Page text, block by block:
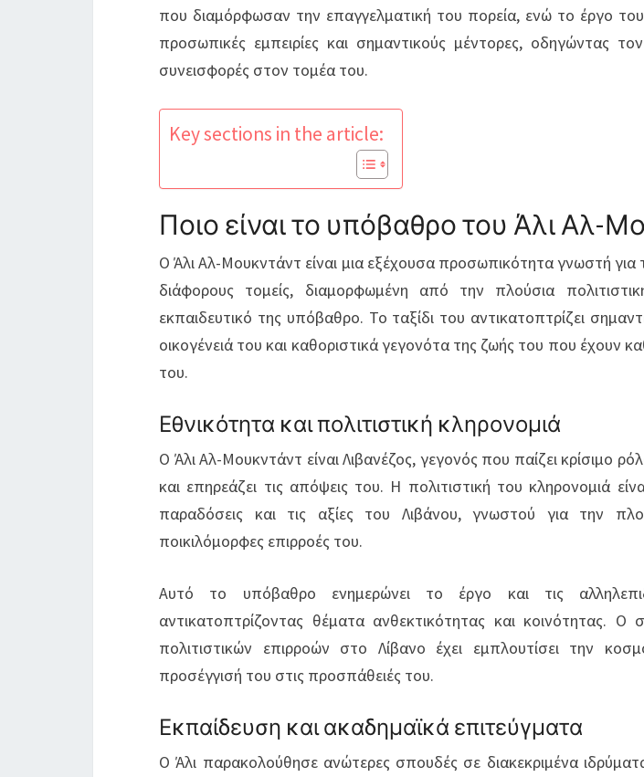
που διαμόρφωσαν την επαγγελματική του πορεία, ενώ το έργο
προσωπικές εμπειρίες και σημαντικούς μέντορες, οδηγώντας
συνεισφορές στον τομέα του.
Key sections in the article:
Ποιο είναι το υπόβαθρο του Άλι Αλ-
Ο Άλι Αλ-Μουκντάντ είναι μια εξέχουσα προσωπικότητα γνωστή για
διάφορους τομείς, διαμορφωμένη από την πλούσια
εκπαιδευτικό της υπόβαθρο. Το ταξίδι του αντικατοπτρίζει
οικογένειά του και καθοριστικά γεγονότα της ζωής του που έχουν
του.
Εθνικότητα και πολιτιστική κληρονομιά
Ο Άλι Αλ-Μουκντάντ είναι Λιβανέζος, γεγονός που παίζει κρίσιμο
και επηρεάζει τις απόψεις του. Η πολιτιστική του κληρονομιά
παραδόσεις και τις αξίες του Λιβάνου, γνωστού για την
ποικιλόμορφες επιρροές του.
Αυτό το υπόβαθρο ενημερώνει το έργο και τις
αντικατοπτρίζοντας θέματα ανθεκτικότητας και κοινότητας. Ο
πολιτιστικών επιρροών στο Λίβανο έχει εμπλουτίσει την
προσέγγισή του στις προσπάθειές του.
Εκπαίδευση και ακαδημαϊκά επιτεύγματα
Ο Άλι παρακολούθησε ανώτερες σπουδές σε διακεκριμένα